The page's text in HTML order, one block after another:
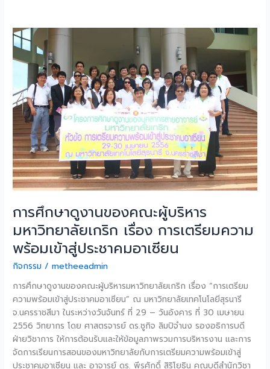
การศึกษาดูงานของคณะผู้บริหาร
มหาวิทยาลัยเกริก เรื่อง การเตรียมความ
พร้อมเข้าสู่ประชาคมอาเซียน
กิจกรรม /metheeadmin
การศึกษาดูงานของคณะผู้บริหารมหาวิทยาลัยเกริก เรื่อง “การเตรียม
ความพร้อมเข้าสู่ประชาคมอาเซียน” ณ มหาวิทยาลัยเทคโนโลยีสุรนารี
จ.นครราชสีมา ในระหว่างวันจันทร์ ที่ 29 – วันอังคาร ที่ 30 เมษายน
2556 วิทยากร โดย ศาสตรจารย์ ดร.ชูกิจ ลิมปิจำนง รองอธิการบดี
ฝ่ายวิชาการ ให้การต้อนรับและให้ข้อมูลภาพรวมการบริหารงาน และการ
จัดการเรียนการสอนของมหาวิทยาลัยกับการเตรียมความพร้อมเข้าสู่
ประชาคมอาเซียน และ อาจารย์ ดร. พีรศักดิ์ สิริโยธิน คณบดีสำนักวิชา
การ
ศึกษา
ดู
ของ
คณะ
ผู้
บริหาร
มหาวิทยาลัย
เกริก
เรื่อง
การเต
รี
ความ
พร้อม
เข้า
ประชาคม
อาเซียน